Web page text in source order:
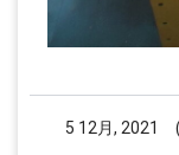
5 12月, 2021